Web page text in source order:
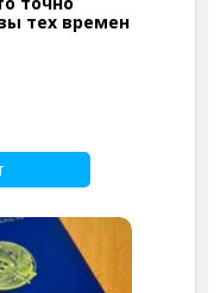
тех времен